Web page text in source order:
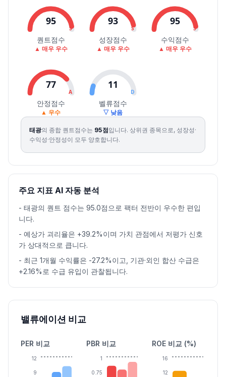
95
S
퀀트점수
▲ 매우 우수
93
S
성장점수
▲ 매우 우수
95
S
수익점수
▲ 매우 우수
77
A
안정점수
▲ 우수
11
D
벨류점수
▽ 낮음
태광의 종합 퀀트점수는 95점입니다. 상위권 종목으로, 성장성·
수익성·안정성이 모두 양호합니다.
주요 지표 AI 자동 분석
- 태광의 퀀트 점수는 95.0점으로 팩터 전반이 우수한 편입
니다.
- 예상가 괴리율은 +39.2%이며 가치 관점에서 저평가 신호
가 상대적으로 큽니다.
- 최근 1개월 수익률은 -27.2%이고, 기관·외인 합산 수급은
+2.16%로 수급 유입이 관찰됩니다.
밸류에이션 비교
PER 비교
9
12
PBR 비교
0.75
1
ROE 비교 (%)
12
16